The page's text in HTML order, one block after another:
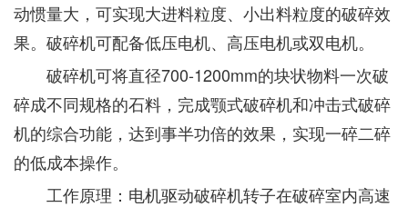
动惯量大，可实现大进料粒度、小出料粒度的破碎效
果。破碎机可配备低压电机、高压电机或双电机。
破碎机可将直径700-1200mm的块状物料一次破
碎成不同规格的石料，完成颚式破碎机和冲击式破碎
机的综合功能，达到事半功倍的效果，实现一碎二碎
的低成本操作。
工作原理：电机驱动破碎机转子在破碎室内高速